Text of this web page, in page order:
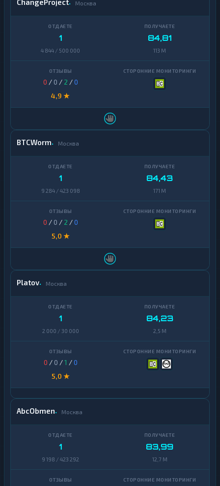
ChangeProject Москва
1
4 844 / 500 000
84,81
113 M
0 / 0 / 2 /0
4,9 ★
BTCWorm Москва
1
9 284 / 423 098
84,43
171 M
0 / 0 / 2 /0
5,0 ★
Platov Москва
1
2 000 / 30 000
84,23
2,5 M
0 / 0 /1 /0
5,0 ★
AbcObmen Москва
1
9 198 / 423 292
83,99
12,7 M